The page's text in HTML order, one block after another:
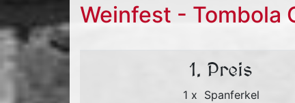
Weinfest - Tombola
1. Preis
1 x Spanferkel